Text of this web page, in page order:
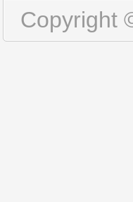
Copyright